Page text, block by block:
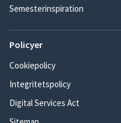
Semesterinspiration
Policyer
Cookiepolicy
Integritetspolicy
Digital Services Act